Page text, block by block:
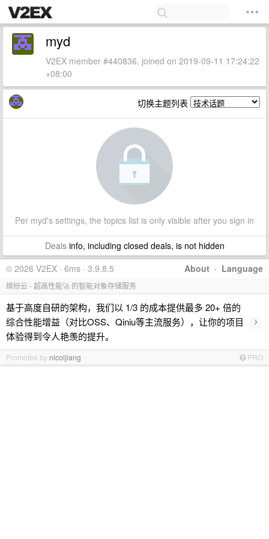
myd
V2EX member #440836, joined on 2019-09-11 17:24:22
+08:00
切换主题列表
Per myd's settings, the topics list is only visible after you sign in
Dealsinfo, including closed deals, is not hidden
About · Language
© 2026 V2EX · 6ms · 3.9.8.5
缤纷云 - 超高性能🚀 的智能对象存储服务
基于高度自研的架构，我们以 1/3 的成本提供最多 20+ 倍的
综合性能增益（对比OSS、Qiniu等主流服务），让你的项目
体验得到令人艳羡的提升。
›
Promoted by nicoljiang PRO